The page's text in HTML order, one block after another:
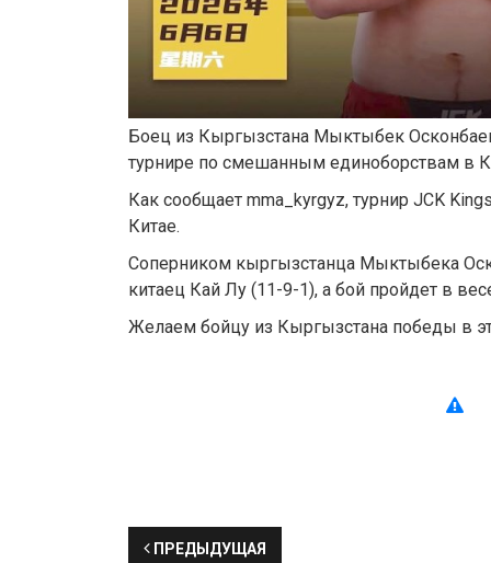
Боец из Кыргызстана Мыктыбек
турнире по смешанным единоборствам в
Как сообщает mma_kyrgyz, турнир JCK
Китае.
Соперником кыргызстанца Мыктыбека
китаец Кай Лу (11-9-1), а бой пройдет в
Желаем бойцу из Кыргызстана победы в
ПРЕДЫДУЩАЯ